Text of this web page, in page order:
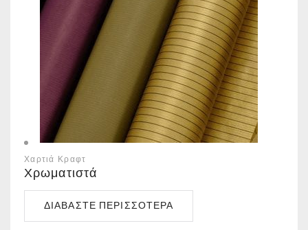
Χαρτιά Κραφτ
Χρωματιστά
ΔΙΑΒΆΣΤΕ ΠΕΡΙΣΣΌΤΕΡΑ